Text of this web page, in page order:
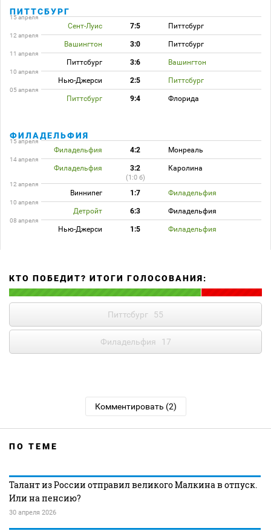
ПИТТСБУРГ
15 апреля
Сент-Луис 7:5 Питтсбург
12 апреля
Вашингтон 3:0 Питтсбург
11 апреля
Питтсбург 3:6 Вашингтон
10 апреля
Нью-Джерси 2:5 Питтсбург
05 апреля
Питтсбург 9:4 Флорида
ФИЛАДЕЛЬФИЯ
15 апреля
Филадельфия 4:2 Монреаль
14 апреля
Филадельфия 3:2 Каролина
(1:0 б)
12 апреля
Виннипег 1:7 Филадельфия
10 апреля
Детройт 6:3 Филадельфия
08 апреля
Нью-Джерси 1:5 Филадельфия
КТО ПОБЕДИТ? ИТОГИ ГОЛОСОВАНИЯ:
Питтсбург 55
Филадельфия 17
Комментировать (2)
ПО ТЕМЕ
Талант из России отправил великого Малкина в отпуск.
Или на пенсию?
30 апреля 2026